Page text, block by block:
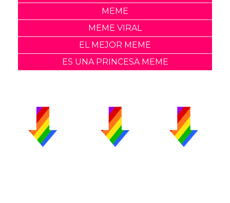
MEME
MEME VIRAL
EL MEJOR MEME
ES UNA PRINCESA MEME